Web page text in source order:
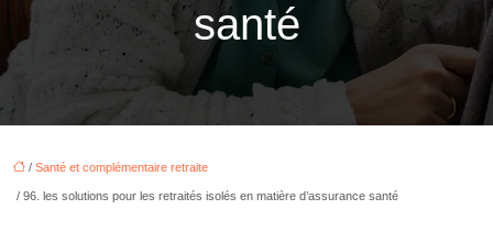
santé
/ Santé et complémentaire retraite
/ 96. les solutions pour les retraités isolés en matière d’assurance santé